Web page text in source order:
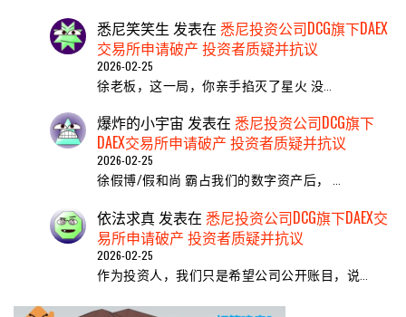
悉尼笑笑生 发表在 悉尼投资公司DCG旗下DAEX
交易所申请破产 投资者质疑并抗议
2026-02-25
​徐老板，这一局，你亲手掐灭了星火 ​没…
爆炸的小宇宙 发表在 悉尼投资公司DCG旗下
DAEX交易所申请破产 投资者质疑并抗议
2026-02-25
徐假博/假和尚 霸占我们的数字资产后， …
依法求真发表在 悉尼投资公司DCG旗下DAEX交
易所申请破产 投资者质疑并抗议
2026-02-25
作为投资人，我们只是希望公司公开账目，说…